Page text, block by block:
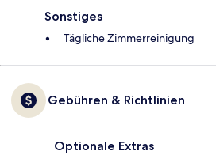
Sonstiges
Tägliche Zimmerreinigung
Gebühren & Richtlinien
Optionale Extras